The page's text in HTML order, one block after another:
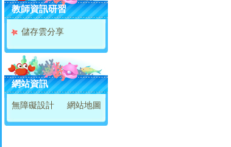
教師資訊研習
儲存雲分享
網站資訊
無障礙設計 網站地圖